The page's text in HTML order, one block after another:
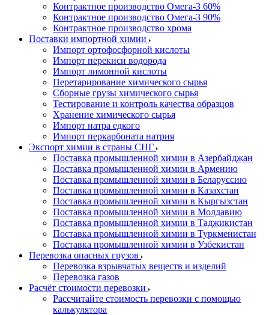
Контрактное производство Омега-3 60%
Контрактное производство Омега-3 90%
Контрактное производство хрома
Поставки импортной химии
Импорт ортофосфорной кислоты
Импорт перекиси водорода
Импорт лимонной кислоты
Перетарирование химического сырья
Сборные грузы химического сырья
Тестирование и контроль качества образцов
Хранение химического сырья
Импорт натра едкого
Импорт перкарбоната натрия
Экспорт химии в страны СНГ
Поставка промышленной химии в Азербайджан
Поставка промышленной химии в Армению
Поставка промышленной химии в Беларуссию
Поставка промышленной химии в Казахстан
Поставка промышленной химии в Кыргызстан
Поставка промышленной химии в Молдавию
Поставка промышленной химии в Таджикистан
Поставка промышленной химии в Туркменистан
Поставка промышленной химии в Узбекистан
Перевозка опасных грузов
Перевозка взрывчатых веществ и изделий
Перевозка газов
Расчёт стоимости перевозки
Рассчитайте стоимость перевозки с помощью
калькулятора